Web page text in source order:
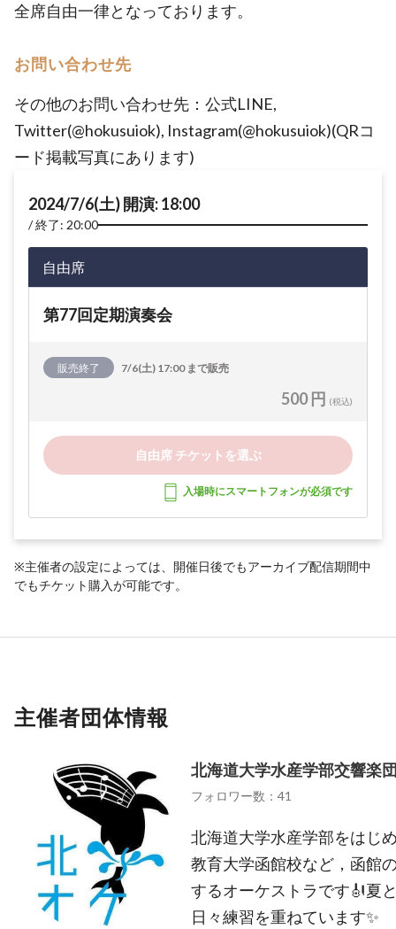
全席自由一律となっております。
お問い合わせ先
その他のお問い合わせ先：公式LINE,
Twitter(@hokusuiok), Instagram(@hokusuiok)(QRコ
ード掲載写真にあります)
2024/7/6(土) 開演: 18:00
終了: 20:00
自由席
第77回定期演奏会
販売終了 7/6(土) 17:00 まで販売
500 円 (税込)
自由席 チケットを選ぶ
入場時にスマートフォンが必須です
※主催者の設定によっては、開催日後でもアーカイブ配信期間中
でもチケット購入が可能です。
主催者団体情報
北海道大学水産学部交響楽
フォロワー数：41
北海道大学水産学部をはじ
教育大学函館校など，函館
するオーケストラです🎻夏
日々練習を重ねています✨